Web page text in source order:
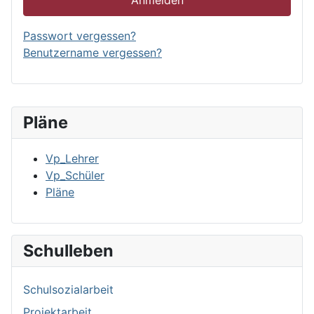
Pläne
Vp_Lehrer
Vp_Schüler
Pläne
Schulleben
Schulsozialarbeit
Passwort vergessen?
Benutzername vergessen?